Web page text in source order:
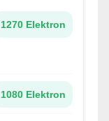
1270 Elektron
1080 Elektron